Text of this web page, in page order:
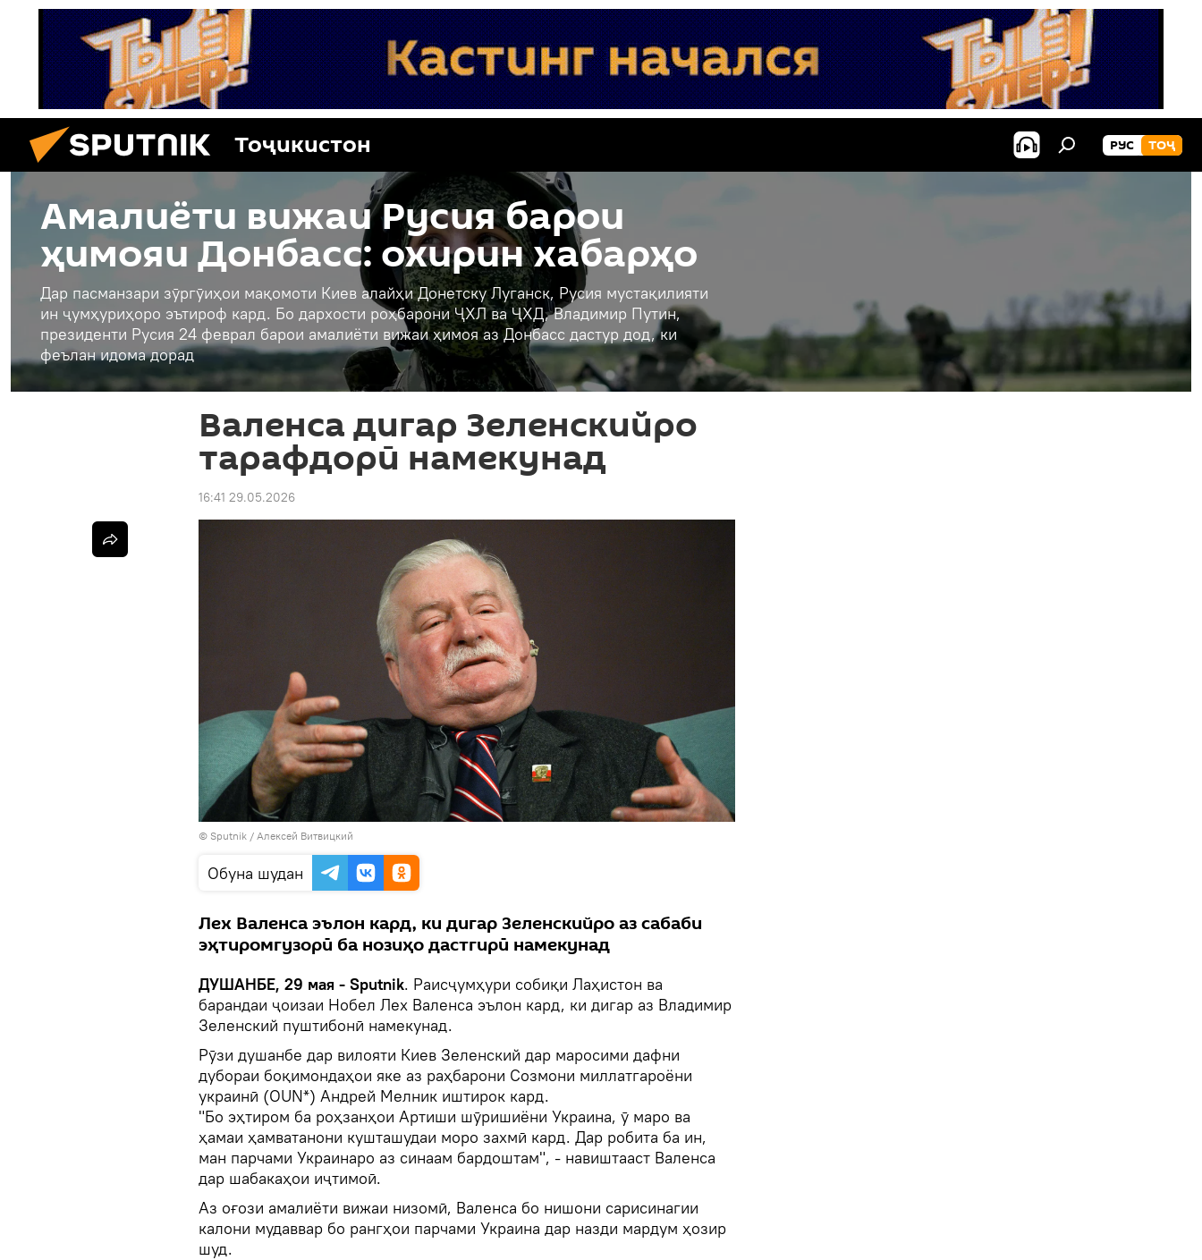
Тоҷикистон РУС ТОҶ
Амалиёти вижаи Русия барои
ҳимояи Донбасс: охирин хабарҳо
Дар пасманзари зӯргӯиҳои мақомоти Киев алайҳи Донетску Луганск, Русия мустақилияти
ин ҷумҳуриҳоро эътироф кард. Бо дархости роҳбарони ҶХЛ ва ҶХД, Владимир Путин,
президенти Русия 24 феврал барои амалиёти вижаи ҳимоя аз Донбасс дастур дод, ки
феълан идома дорад
Валенса дигар Зеленскийро
тарафдорӣ намекунад
16:41 29.05.2026
© Sputnik / Алексей Витвицкий
Обуна шудан
Лех Валенса эълон кард, ки дигар Зеленскийро аз сабаби
эҳтиромгузорӣ ба нозиҳо дастгирӣ намекунад
ДУШАНБЕ, 29 мая - Sputnik. Раисҷумҳури собиқи Лаҳистон ва
барандаи ҷоизаи Нобел Лех Валенса эълон кард, ки дигар аз Владимир
Зеленский пуштибонӣ намекунад.
Рӯзи душанбе дар вилояти Киев Зеленский дар маросими дафни
дубораи боқимондаҳои яке аз раҳбарони Созмони миллатгароёни
украинӣ (OUN*) Андрей Мелник иштирок кард.
"Бо эҳтиром ба роҳзанҳои Артиши шӯришиёни Украина, ӯ маро ва
ҳамаи ҳамватанони кушташудаи моро захмӣ кард. Дар робита ба ин,
ман парчами Украинаро аз синаам бардоштам", - навиштааст Валенса
дар шабакаҳои иҷтимоӣ.
Аз оғози амалиёти вижаи низомӣ, Валенса бо нишони сарисинагии
калони мудаввар бо рангҳои парчами Украина дар назди мардум ҳозир
шуд.